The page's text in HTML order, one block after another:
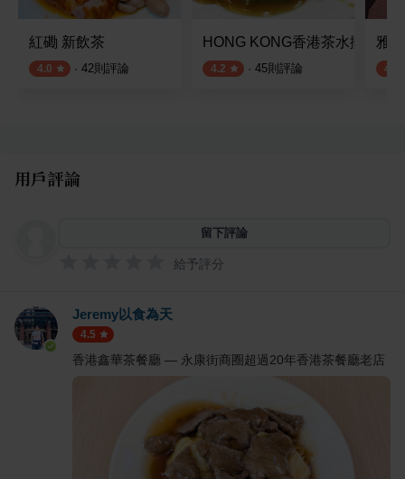
紅磡 新飲茶
4.0 · 42則評論
HONG KONG香港茶水攤
4.2 · 45則評論
雅
4.2
用戶評論
留下評論
給予評分
Jeremy以食為天
4.5
香港鑫華茶餐廳 — 永康街商圈超過20年香港茶餐廳老店